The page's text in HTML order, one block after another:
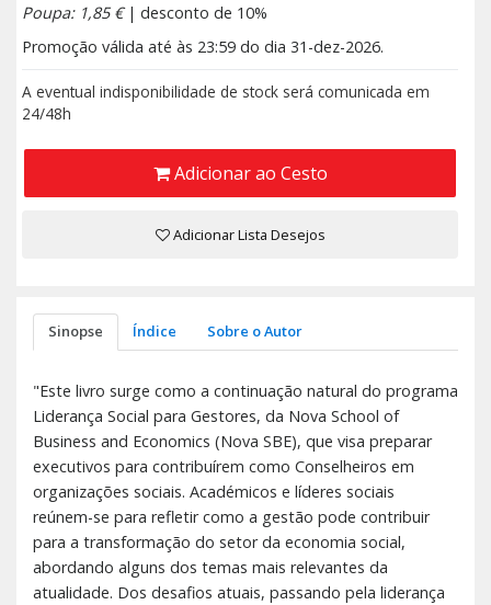
Poupa: 1,85 €| desconto de 10%
Promoção válida até às 23:59 do dia 31-dez-2026.
A eventual indisponibilidade de stock será comunicada em
24/48h
Adicionar ao Cesto
Adicionar Lista Desejos
Sinopse Índice Sobre o Autor
"Este livro surge como a continuação natural do programa
Liderança Social para Gestores, da Nova School of
Business and Economics (Nova SBE), que visa preparar
executivos para contribuírem como Conselheiros em
organizações sociais. Académicos e líderes sociais
reúnem-se para refletir como a gestão pode contribuir
para a transformação do setor da economia social,
abordando alguns dos temas mais relevantes da
atualidade. Dos desafios atuais, passando pela liderança